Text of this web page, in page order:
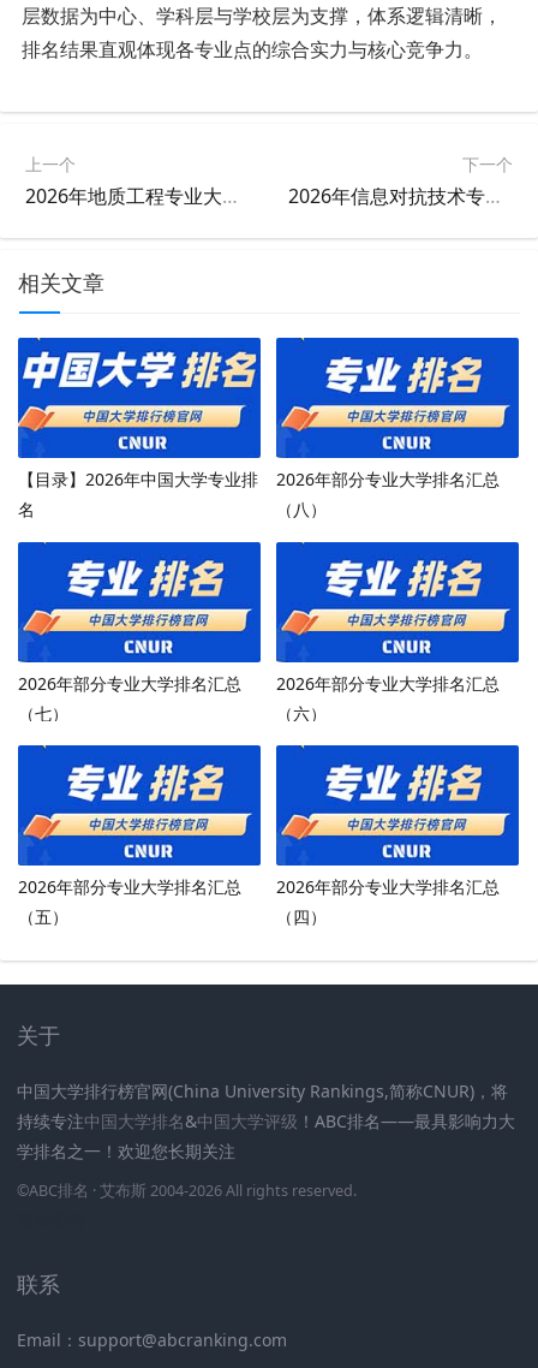
层数据为中心、学科层与学校层为支撑，体系逻辑清晰，
排名结果直观体现各专业点的综合实力与核心竞争力。
上一个
2026年地质工程专业大学排名
下一个
2026年信息对抗技术专业大学排名
相关文章
【目录】2026年中国大学专业排
名
2026年部分专业大学排名汇总
（八）
2026年部分专业大学排名汇总
（七）
2026年部分专业大学排名汇总
（六）
2026年部分专业大学排名汇总
（五）
2026年部分专业大学排名汇总
（四）
关于
中国大学排行榜官网(China University Rankings,简称CNUR)，将
持续专注中国大学排名&中国大学评级 ！ABC排名——最具影响力大
学排名之一！欢迎您长期关注
©ABC排名 · 艾布斯 2004-2026 All rights reserved.
联系
Email：support@abcranking.com